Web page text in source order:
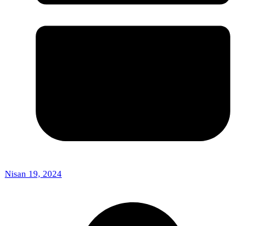
Nisan 19, 2024